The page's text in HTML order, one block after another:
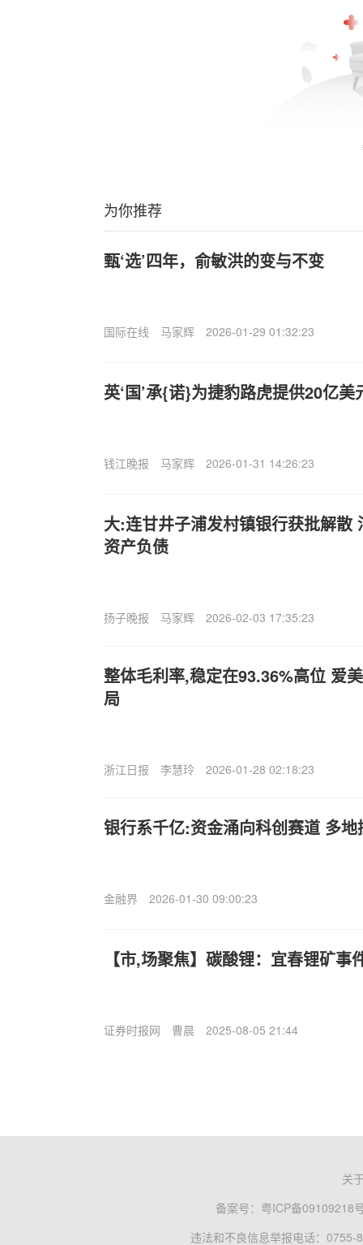
为你推荐
甄‘选’四年，俞敏洪的变与不变
国际在线 马家辉 2026-01-29 01:32:23
英‘国’承{诺}为捷豹路虎提供20亿美
钱江晚报 马家辉 2026-01-31 14:26:23
大:连甘井子浦发村镇银行获批解散
资产负债
扬子晚报 马家辉 2026-02-03 17:35:23
整体毛利率,稳定在93.36%高位 爱
局
浙江日报 李慧玲 2026-01-28 02:18:23
银行系千亿:资金涌向科创赛道 多
金融界 2026-01-30 09:00:23
【市,场聚焦】碳酸锂：宜春锂矿
证券时报网 曹晨 2025-08-05 21:44
关
备案号： 粤ICP备09109218
违法和不良信息举报电话：0755-